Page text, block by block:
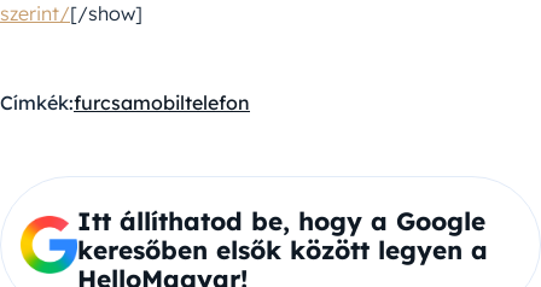
szerint/[/show]
Címkék:furcsamobiltelefon
Itt állíthatod be, hogy a Google
keresőben elsők között legyen a
HelloMagyar!